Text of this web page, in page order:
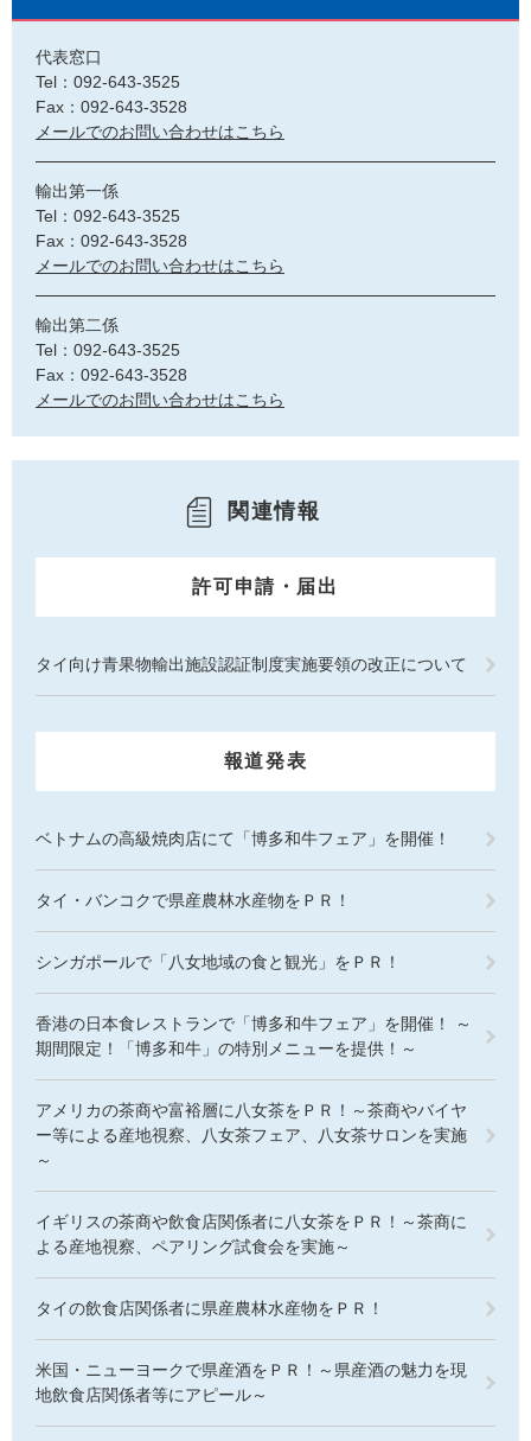
代表窓口
Tel：092-643-3525
Fax：092-643-3528
メールでのお問い合わせはこちら
輸出第一係
Tel：092-643-3525
Fax：092-643-3528
メールでのお問い合わせはこちら
輸出第二係
Tel：092-643-3525
Fax：092-643-3528
メールでのお問い合わせはこちら
関連情報
許可申請・届出
タイ向け青果物輸出施設認証制度実施要領の改正について
報道発表
ベトナムの高級焼肉店にて「博多和牛フェア」を開催！
タイ・バンコクで県産農林水産物をＰＲ！
シンガポールで「八女地域の食と観光」をＰＲ！
香港の日本食レストランで「博多和牛フェア」を開催！ ～
期間限定！「博多和牛」の特別メニューを提供！～
アメリカの茶商や富裕層に八女茶をＰＲ！～茶商やバイヤ
ー等による産地視察、八女茶フェア、八女茶サロンを実施
～
イギリスの茶商や飲食店関係者に八女茶をＰＲ！～茶商に
よる産地視察、ペアリング試食会を実施～
タイの飲食店関係者に県産農林水産物をＰＲ！
米国・ニューヨークで県産酒をＰＲ！～県産酒の魅力を現
地飲食店関係者等にアピール～